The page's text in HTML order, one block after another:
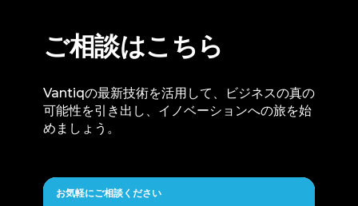
ご相談はこちら
Vantiqの最新技術を活用して、ビジネスの真の
可能性を引き出し、イノベーションへの旅を始
めましょう。
お気軽にご相談ください